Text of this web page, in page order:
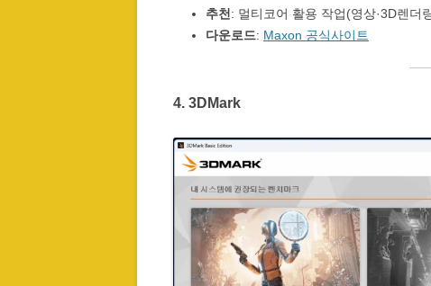
추천 : 멀티코어 활용 작업(영상·3D렌더
다운로드: Maxon 공식사이트
4. 3DMark